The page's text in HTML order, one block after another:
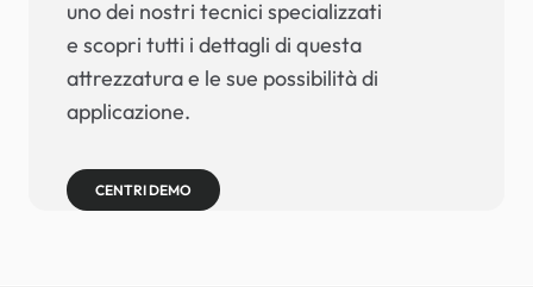
uno dei nostri tecnici specializzati
e scopri tutti i dettagli di questa
attrezzatura e le sue possibilità di
applicazione.
CENTRI DEMO